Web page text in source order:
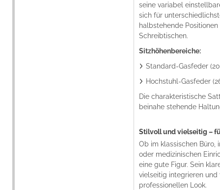
seine variabel
sich für
halbstehende
Schreibtischen.
Sitzhöhenbereiche:
Standard-Gasfeder
Hochstuhl-Gasfeder
Die charakteristische
beinahe stehende
Stilvoll und vielseitig –
Ob im klassischen Büro,
oder medizinischen
eine gute Figur. Sein
vielseitig integrieren und
professionellen Look.